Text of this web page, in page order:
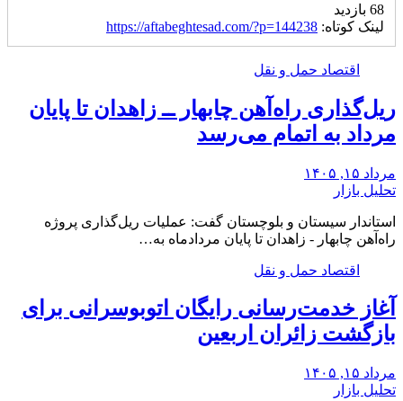
68 بازدید
لینک کوتاه: https://aftabeghtesad.com/?p=144238
اقتصاد حمل و نقل
ریل‌گذاری راه‌آهن چابهار ــ زاهدان تا پایان
مرداد به اتمام می‌رسد
مرداد ۱۵, ۱۴۰۵
تحلیل بازار
استاندار سیستان و بلوچستان گفت: عملیات ریل‌گذاری پروژه
راه‌آهن چابهار - زاهدان تا پایان مردادماه به…
اقتصاد حمل و نقل
آغاز خدمت‌رسانی رایگان اتوبوسرانی برای
بازگشت زائران اربعین
مرداد ۱۵, ۱۴۰۵
تحلیل بازار